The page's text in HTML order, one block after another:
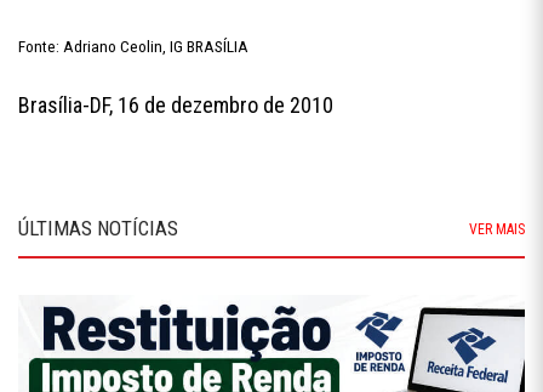
Fonte: Adriano Ceolin, IG BRASÍLIA
Brasília-DF, 16 de dezembro de 2010
ÚLTIMAS NOTÍCIAS VER MAIS